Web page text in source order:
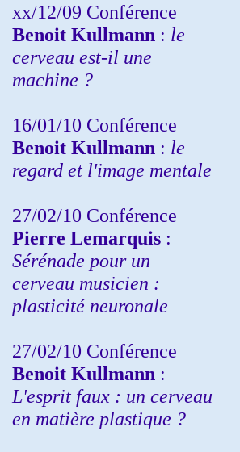
xx/12/09 Conférence
Benoit Kullmann : le
cerveau est-il une
machine ?
16/01/10 Conférence
Benoit Kullmann : le
regard et l'image mentale
27/02/10 Conférence
Pierre Lemarquis :
Sérénade pour un
cerveau musicien :
plasticité neuronale
27/02/10 Conférence
Benoit Kullmann :
L'esprit faux : un cerveau
en matière plastique ?